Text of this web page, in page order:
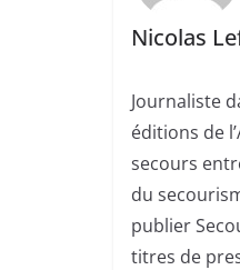
Nicolas
Journaliste
éditions de
secours
du
publier
titres de